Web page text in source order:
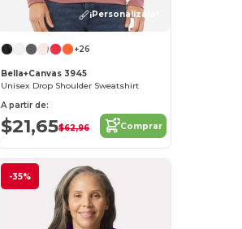
¡Personalízalo!
+26
Bella+Canvas 3945
Unisex Drop Shoulder Sweatshirt
A partir de:
$21,65$62,96 Comprar
-35%